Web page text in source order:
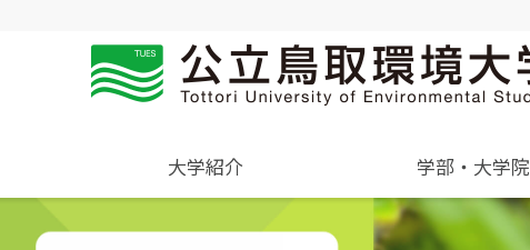
大学紹介
概要
学部・大学院
学年暦
入試過去問題の公開
学生住居
就職活動について
受験生